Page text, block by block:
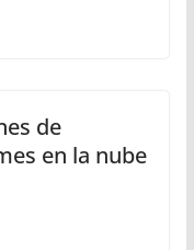
de
en la nube